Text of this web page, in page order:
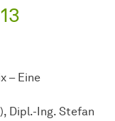
– Eine
Dipl.-Ing. Stefan